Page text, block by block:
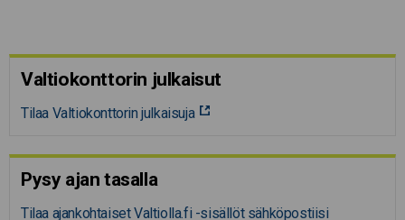
Valtiokonttorin julkaisut
Tilaa Valtiokonttorin julkaisuja
Pysy ajan tasalla
Tilaa ajankohtaiset Valtiolla.fi -sisällöt sähköpostiisi